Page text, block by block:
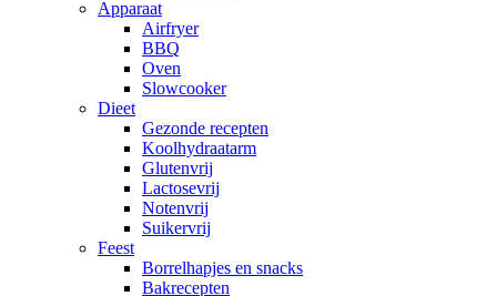
Apparaat
Airfryer
BBQ
Oven
Slowcooker
Dieet
Gezonde recepten
Koolhydraatarm
Glutenvrij
Lactosevrij
Notenvrij
Suikervrij
Feest
Borrelhapjes en snacks
Bakrecepten